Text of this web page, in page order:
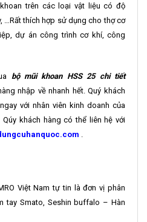
trên các loại vật liệu có độ
…Rất thích hợp sử dụng cho thợ cơ
dự án công trình cơ khí, công
bộ mũi khoan HSS 25 chi tiết
nhập về nhanh hết. Quý khách
với nhân viên kinh doanh của
khách hàng có thể liên hệ với
Việt Nam tự tin là đơn vị phân
tay Smato, Seshin buffalo – Hàn